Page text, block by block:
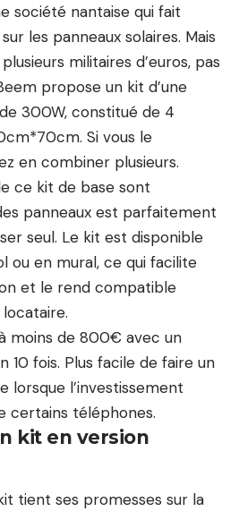
société nantaise qui fait
les panneaux solaires. Mais
militaires d’euros, pas
propose un kit d’une
300W, constitué de 4
Si vous le
en combiner plusieurs.
ce kit de base sont
panneaux est parfaitement
seul. Le kit est disponible
ou en mural, ce qui facilite
et le rend compatible
moins de 800€ avec un
10 fois. Plus facile de faire un
lorsque l’investissement
certains téléphones.
kit en version
tient ses promesses sur la